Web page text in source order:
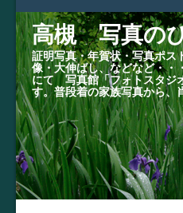
高槻 写真の
証明写真・年賀状・写真ポス
像・大伸ばし、などなど・
にて 写真館「フォトスタジ
す。普段着の家族写真から、